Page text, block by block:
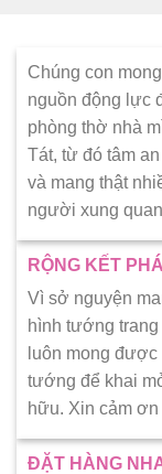
Chúng con
nguồn động lực
phòng thờ nhà
Tát, từ đó tâm
và mang thật
người xung
RỘNG KẾT
Vì sở nguyện
hình tướng
luôn mong
tướng để khai
hữu. Xin cảm
ĐẶT HÀNG